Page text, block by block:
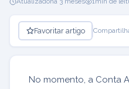
Favoritar artigo
No momento, a Conta